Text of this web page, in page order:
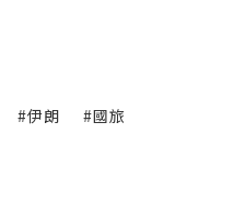
#伊朗 #國旅